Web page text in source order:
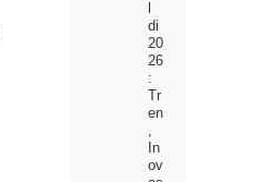
di
20
26
:
Tr
en
In
ov